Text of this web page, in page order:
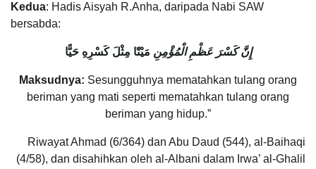
Kedua: Hadis Aisyah R.Anha, daripada Nabi SAW
bersabda:
إِنَّ كَسْرَ عَظْمِ الْمُؤْمِنِ مَيْتًا مِثْلَ كَسْرِهِ حَيًّا
Maksudnya: Sesungguhnya mematahkan tulang orang
beriman yang mati seperti mematahkan tulang orang
beriman yang hidup.”
Riwayat Ahmad (6/364) dan Abu Daud (544), al-Baihaqi
(4/58), dan disahihkan oleh al-Albani dalam Irwa’ al-Ghalil